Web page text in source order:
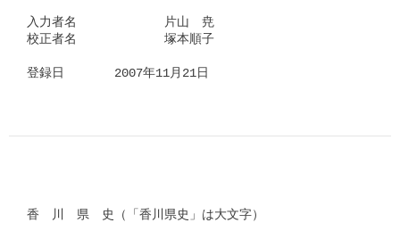
入力者名　　　　　　　片山　尭
校正者名　　　　　　　塚本順子
登録日　　　　2007年11月21日